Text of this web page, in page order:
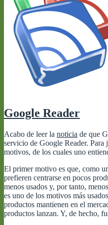
Google Reader
Acabo de leer la noticia de que
servicio de Google Reader.
motivos, de los cuales uno
El primer motivo es que, como
prefieren centrarse en pocos
menos usados y, por tanto,
es uno de los motivos más
productos mantienen en el
productos lanzan. Y, de hecho,